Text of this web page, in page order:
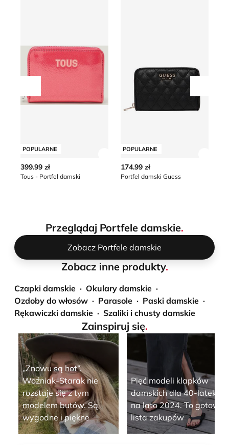
POPULARNE
399.99 zł
Tous - Portfel damski
POPULARNE
174.99 zł
Portfel damski Guess
Przeglądaj Portfele damskie.
Zobacz Portfele damskie
Zobacz inne produkty.
Czapki damskie
Okulary damskie
Ozdoby do włosów
Parasole
Paski damskie
Rękawiczki damskie
Szaliki i chusty damskie
Zainspiruj się.
„Znowu są hot”.
Woźniak-Starak nie
rozstaje się z tym
modelem butów. Są
wygodne i piękne
Pięć modeli klapków
damskich dla 40-latek
na lato 2024. To gotowa
lista zakupów